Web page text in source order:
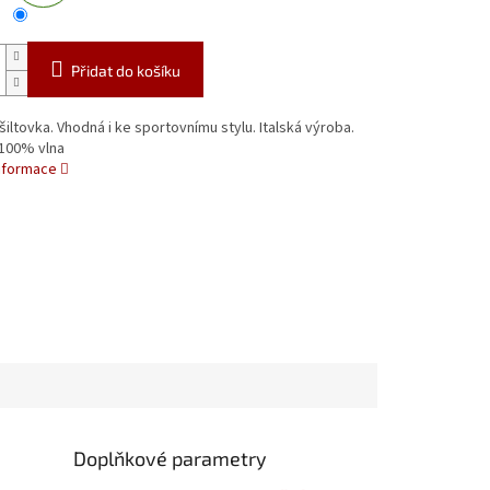
Přidat do košíku
Vhodná i ke sportovnímu stylu. Italská výroba.
vlna
Doplňkové parametry